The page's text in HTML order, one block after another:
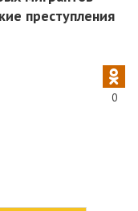
преступления
0